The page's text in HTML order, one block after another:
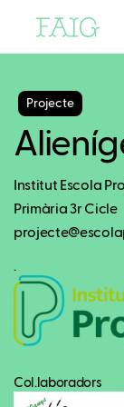
Projecte
Institut Escola
Primària 3r Cicle
.
Col.laboradors